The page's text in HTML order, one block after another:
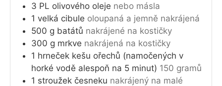
3 PL olivového oleje nebo másla
1 velká cibule oloupaná a jemně nakrájená
500 g batátů nakrájené na kostičky
300 g mrkve nakrájená na kostičky
1 hrneček kešu ořechů (namočených v
horké vodě alespoň na 5 minut) 150 gramů
1 stroužek česneku nakrájený na malé